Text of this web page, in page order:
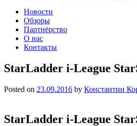
Новости
Обзоры
Партнёрство
О нас
Контакты
StarLadder i-League
Posted on 23.09.2016 by Константин
StarLadder i-League